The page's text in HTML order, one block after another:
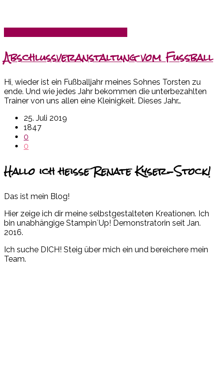
Abschlussveranstaltung vom Fußball
Hi, wieder ist ein Fußballjahr meines Sohnes Torsten zu
ende. Und wie jedes Jahr bekommen die unterbezahlten
Trainer von uns allen eine Kleinigkeit. Dieses Jahr…
25. Juli 2019
1847
0
0
Hallo ich heiße Renate Kyser-Stock!
Das ist mein Blog!
Hier zeige ich dir meine selbstgestalteten Kreationen. Ich
bin unabhängige Stampin´Up! Demonstratorin seit Jan.
2016.
Ich suche DICH! Steig über mich ein und bereichere mein
Team.